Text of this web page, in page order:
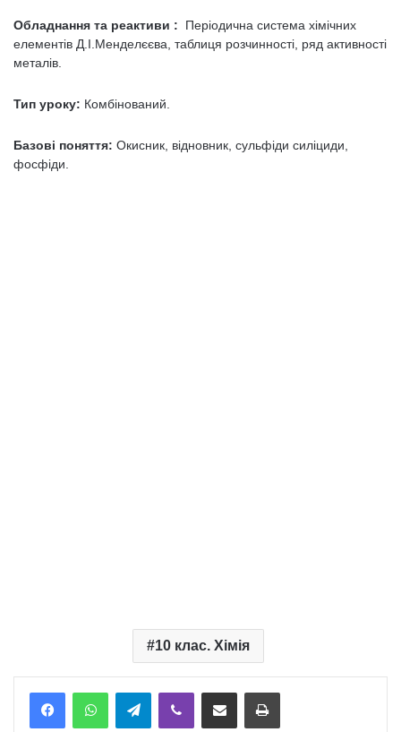
Обладнання та реактиви : Періодична система хімічних
елементів Д.І.Менделєєва, таблиця розчинності, ряд активності
металів.
Тип уроку: Комбінований.
Базові поняття: Окисник, відновник, сульфіди силіциди,
фосфіди.
10 клас. Хімія
TelegramViber Надіслати електронною поштоюНадрукувати